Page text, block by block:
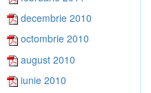
decembrie 2010
octombrie 2010
august 2010
iunie 2010